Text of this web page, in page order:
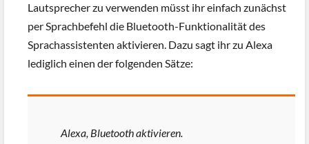
Lautsprecher zu verwenden müsst ihr einfach zunächst
per Sprachbefehl die Bluetooth-Funktionalität des
Sprachassistenten aktivieren. Dazu sagt ihr zu Alexa
lediglich einen der folgenden Sätze:
Alexa, Bluetooth aktivieren.